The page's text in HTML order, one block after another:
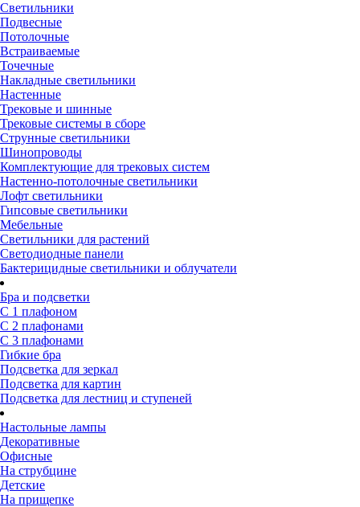
Светильники
Подвесные
Потолочные
Встраиваемые
Точечные
Накладные светильники
Настенные
Трековые и шинные
Трековые системы в сборе
Струнные светильники
Шинопроводы
Комплектующие для трековых систем
Настенно-потолочные светильники
Лофт светильники
Гипсовые светильники
Мебельные
Светильники для растений
Светодиодные панели
Бактерицидные светильники и облучатели
Бра и подсветки
С 1 плафоном
С 2 плафонами
С 3 плафонами
Гибкие бра
Подсветка для зеркал
Подсветка для картин
Подсветка для лестниц и ступеней
Настольные лампы
Декоративные
Офисные
На струбцине
Детские
На прищепке